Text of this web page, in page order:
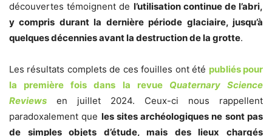
découvertes témoignent de l’utilisation continue de l’abri,
y compris durant la dernière période glaciaire, jusqu’à
quelques décennies avant la destruction de la grotte.
Les résultats complets de ces fouilles ont été publiés pour
la première fois dans la revue Quaternary Science
Reviews en juillet 2024. Ceux-ci nous rappellent
paradoxalement que les sites archéologiques ne sont pas
de simples objets d’étude, mais des lieux chargés